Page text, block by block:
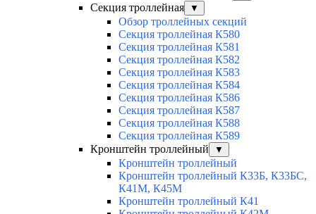
Секция троллейная ▼
Обзор троллейных секций
Секция троллейная К580
Секция троллейная К581
Секция троллейная К582
Секция троллейная К583
Секция троллейная К584
Секция троллейная К586
Секция троллейная К587
Секция троллейная К588
Секция троллейная К589
Кронштейн троллейный
▼
Кронштейн троллейный
Кронштейн троллейный К33Б, К33БС,
К41М, К45М
Кронштейн троллейный К41